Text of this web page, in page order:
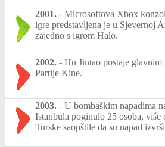
2001. - Microsoftova Xbox
igre predstavljena je u Sjevernoj
zajedno s igrom Halo.
2002. - Hu Jintao postaje
Partije Kine.
2003. - U bombaškim napadima
Istanbula poginulo 25 osoba,
Turske saopštile da su napad